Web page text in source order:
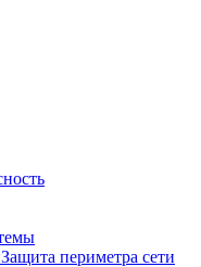
Защита периметра сети